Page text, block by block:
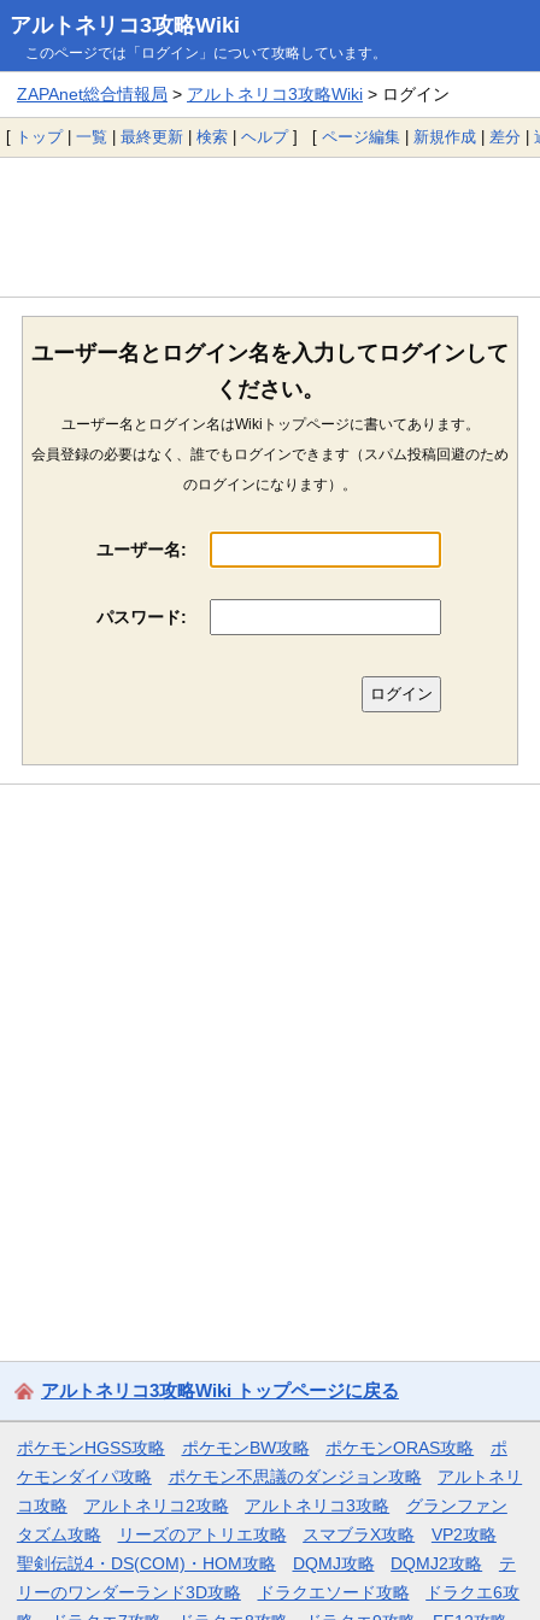
アルトネリコ3攻略Wiki
このページでは「ログイン」について攻略しています。
ZAPAnet総合情報局 > アルトネリコ3攻略Wiki> ログイン
[ トップ| 一覧 | 最終更新 | 検索 | ヘルプ] [ ページ編集 | 新規作成 | 差分 |
ユーザー名とログイン名を入力してログインして
ください。
ユーザー名とログイン名はWikiトップページに書いてあります。
会員登録の必要はなく、誰でもログインできます（スパム投稿回避のため
のログインになります）。
ユーザー名:
パスワード:
アルトネリコ3攻略Wiki トップページに戻る
ポケモンHGSS攻略 ポケモンBW攻略 ポケモンORAS攻略
ポ
ケモンダイパ攻略
ポケモン不思議のダンジョン攻略
アルトネリ
コ攻略
アルトネリコ2攻略 アルトネリコ3攻略
グランファン
タズム攻略
リーズのアトリエ攻略 スマブラX攻略
VP2攻略
聖剣伝説4・DS(COM)・HOM攻略
DQMJ攻略 DQMJ2攻略
テ
リーのワンダーランド3D攻略
ドラクエソード攻略
ドラクエ6攻